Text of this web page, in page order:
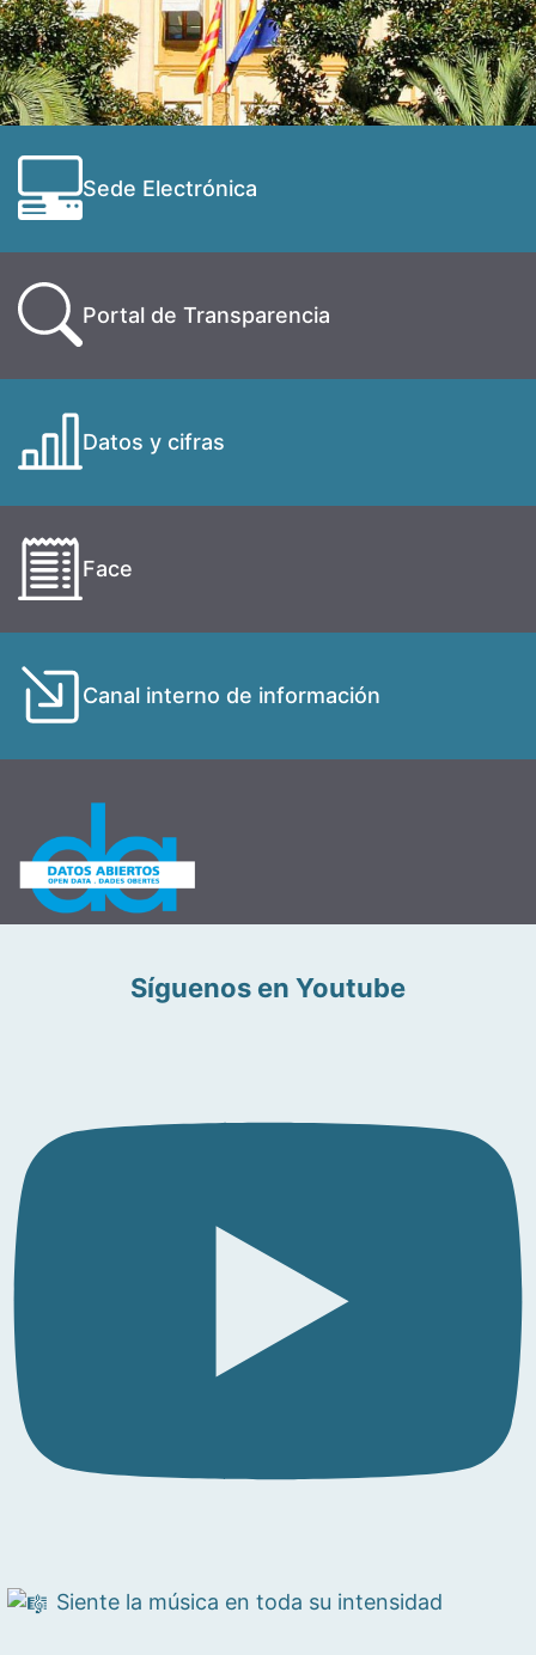
Sede Electrónica
Portal de Transparencia
Datos y cifras
Face
Canal interno de información
Síguenos en Youtube
Siente la música en toda su intensidad